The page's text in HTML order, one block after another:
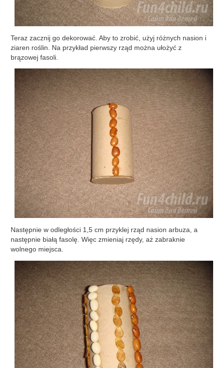
Teraz zacznij go dekorować. Aby to zrobić, użyj różnych nasion i
ziaren roślin. Na przykład pierwszy rząd można ułożyć z
brązowej fasoli.
Następnie w odległości 1,5 cm przyklej rząd nasion arbuza, a
następnie białą fasolę. Więc zmieniaj rzędy, aż zabraknie
wolnego miejsca.